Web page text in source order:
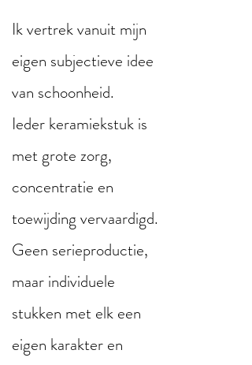
Ik vertrek vanuit mijn
eigen subjectieve idee
van schoonheid.
Ieder keramiekstuk is
met grote zorg,
concentratie en
toewijding vervaardigd.
Geen serieproductie,
maar individuele
stukken met elk een
eigen karakter en